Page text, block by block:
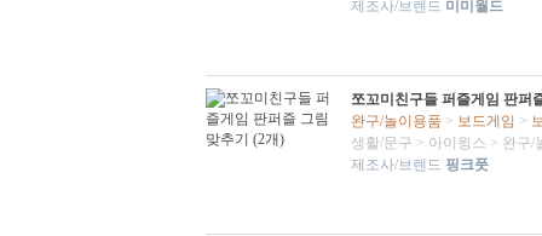
제조사/브렌드 미미월드
쪼꼬미친구들 퍼즐게임 판퍼
완구/놀이용품 > 보드게임 >
생활/문구 > 아이윙스 > 완구/
제조사/브렌드 핑크풋